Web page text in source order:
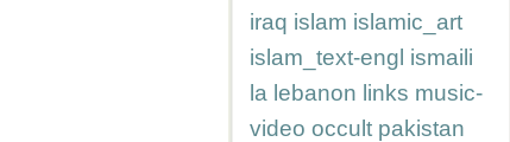
iraq islam islamic_art
islam_text-engl ismaili
la lebanon links music-
video occult pakistan